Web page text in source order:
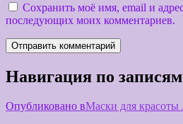
Сохранить моё имя, email и
последующих моих комментариев.
Навигация по записям
Опубликовано вМаски для красоты